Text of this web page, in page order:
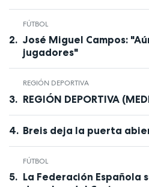
FÚTBOL
José Miguel Campos:
jugadores"
REGIÓN DEPORTIVA
REGIÓN DEPORTIVA
Breis deja la puerta
FÚTBOL
La Federación Española